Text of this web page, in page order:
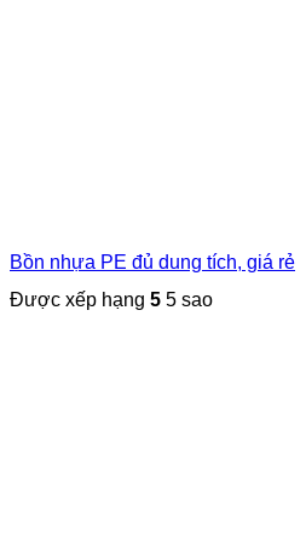
Bồn nhựa PE đủ dung tích, giá rẻ
Được xếp hạng 5 5 sao